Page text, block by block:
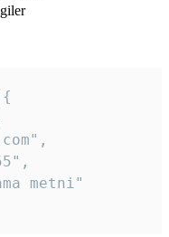
metni"